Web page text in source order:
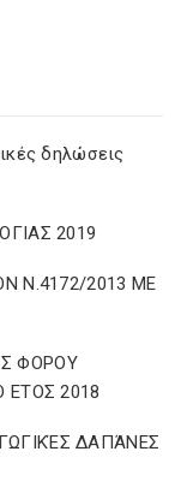
δηλώσεις
2019
Ν.4172/2013 ΜΕ
ΦΟΡΟΥ
2018
ΔΑΠΆΝΕΣ